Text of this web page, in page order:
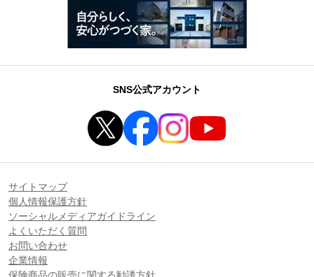
SNS公式アカウント
サイトマップ
個人情報保護方針
ソーシャルメディアガイドライン
よくいただく質問
お問い合わせ
企業情報